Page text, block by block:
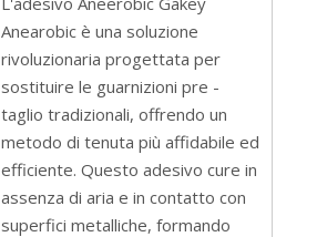
Anearobic è una soluzione
rivoluzionaria progettata per
sostituire le guarnizioni pre -
taglio tradizionali, offrendo un
metodo di tenuta più affidabile ed
efficiente. Questo adesivo cure in
assenza di aria e in contatto con
superfici metalliche, formando